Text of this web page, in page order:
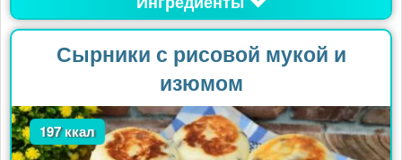
Сырники с рисовой мукой и
изюмом
197 ккал